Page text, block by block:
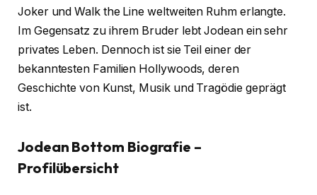
Joker und Walk the Line weltweiten Ruhm erlangte.
Im Gegensatz zu ihrem Bruder lebt Jodean ein sehr
privates Leben. Dennoch ist sie Teil einer der
bekanntesten Familien Hollywoods, deren
Geschichte von Kunst, Musik und Tragödie geprägt
ist.
Jodean Bottom Biografie –
Profilübersicht